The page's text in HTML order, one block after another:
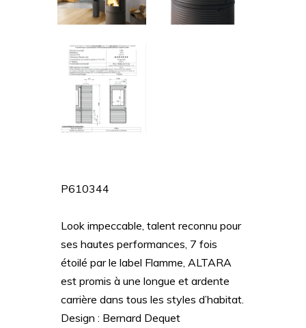
P610344
Look impeccable, talent reconnu pour
ses hautes performances, 7 fois
étoilé par le label Flamme, ALTARA
est promis à une longue et ardente
carrière dans tous les styles d’habitat.
Design : Bernard Dequet